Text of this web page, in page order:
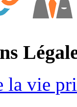
la vie